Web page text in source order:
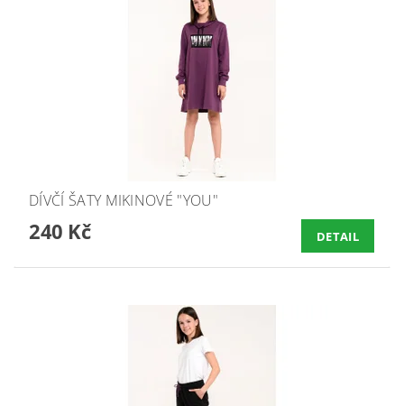
DÍVČÍ ŠATY MIKINOVÉ "YOU"
240 Kč DETAIL